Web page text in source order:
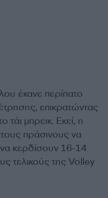
έκανε περίπατο
επικρατώντας
τάι μπρεικ. Εκεί, η
πράσινους να
κερδίσουν 16-14
τελικούς της Volley